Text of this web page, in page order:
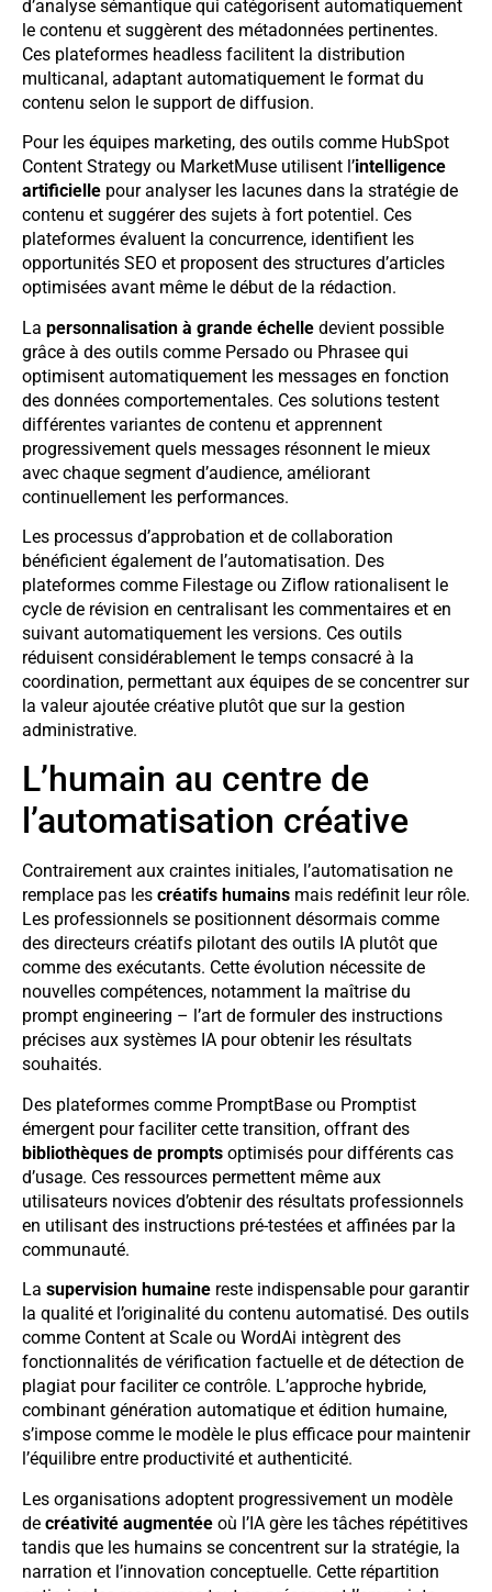
d’analyse sémantique qui catégorisent automatiquement
le contenu et suggèrent des métadonnées pertinentes.
Ces plateformes headless facilitent la distribution
multicanal, adaptant automatiquement le format du
contenu selon le support de diffusion.
Pour les équipes marketing, des outils comme HubSpot
Content Strategy ou MarketMuse utilisent l’intelligence
artificielle pour analyser les lacunes dans la stratégie de
contenu et suggérer des sujets à fort potentiel. Ces
plateformes évaluent la concurrence, identifient les
opportunités SEO et proposent des structures d’articles
optimisées avant même le début de la rédaction.
La personnalisation à grande échelle devient possible
grâce à des outils comme Persado ou Phrasee qui
optimisent automatiquement les messages en fonction
des données comportementales. Ces solutions testent
différentes variantes de contenu et apprennent
progressivement quels messages résonnent le mieux
avec chaque segment d’audience, améliorant
continuellement les performances.
Les processus d’approbation et de collaboration
bénéficient également de l’automatisation. Des
plateformes comme Filestage ou Ziflow rationalisent le
cycle de révision en centralisant les commentaires et en
suivant automatiquement les versions. Ces outils
réduisent considérablement le temps consacré à la
coordination, permettant aux équipes de se concentrer sur
la valeur ajoutée créative plutôt que sur la gestion
administrative.
L’humain au centre de
l’automatisation créative
Contrairement aux craintes initiales, l’automatisation ne
remplace pas les créatifs humains mais redéfinit leur rôle.
Les professionnels se positionnent désormais comme
des directeurs créatifs pilotant des outils IA plutôt que
comme des exécutants. Cette évolution nécessite de
nouvelles compétences, notamment la maîtrise du
prompt engineering – l’art de formuler des instructions
précises aux systèmes IA pour obtenir les résultats
souhaités.
Des plateformes comme PromptBase ou Promptist
émergent pour faciliter cette transition, offrant des
bibliothèques de prompts optimisés pour différents cas
d’usage. Ces ressources permettent même aux
utilisateurs novices d’obtenir des résultats professionnels
en utilisant des instructions pré-testées et affinées par la
communauté.
La supervision humaine reste indispensable pour garantir
la qualité et l’originalité du contenu automatisé. Des outils
comme Content at Scale ou WordAi intègrent des
fonctionnalités de vérification factuelle et de détection de
plagiat pour faciliter ce contrôle. L’approche hybride,
combinant génération automatique et édition humaine,
s’impose comme le modèle le plus efficace pour maintenir
l’équilibre entre productivité et authenticité.
Les organisations adoptent progressivement un modèle
de créativité augmentée où l’IA gère les tâches répétitives
tandis que les humains se concentrent sur la stratégie, la
narration et l’innovation conceptuelle. Cette répartition